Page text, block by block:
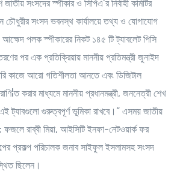
সংসদের স্পীকার ও সিপিএ’র নির্বাহী কমিটির
চৌধুরীর সংসদ ভবনস্থ কার্যালয়ে তথ্য ও যোগাযোগ
পলক স্পীকারের নিকট ১৪৫ টি ট্যাবলেট পিসি
পর এক প্রতিক্রিয়ায় মাননীয় প্রতিমন্ত্রী জুনাইদ
কাজে আরো গতিশীলতা আনতে এবং ডিজিটাল
করার মাধ্যমে মাননীয় প্রধানমন্ত্রী, জননেত্রী শেখ
এই ট্যাবগুলো গুরুত্বপূর্ণ ভূমিকা রাখবে।” এসময় জাতীয়
ফজলে রাব্বী মিয়া, আইসিটি ইনফা-নেটওয়ার্ক ফর
প্রকল্প পরিচালক জনাব সাইফুল ইসলামসহ সংসদ
ছিলেন।